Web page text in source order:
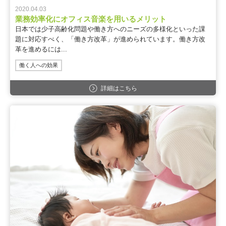
2020.04.03
業務効率化にオフィス音楽を用いるメリット
日本では少子高齢化問題や働き方へのニーズの多様化といった課
題に対応すべく、「働き方改革」が進められています。働き方改
革を進めるには...
働く人への効果
詳細はこちら